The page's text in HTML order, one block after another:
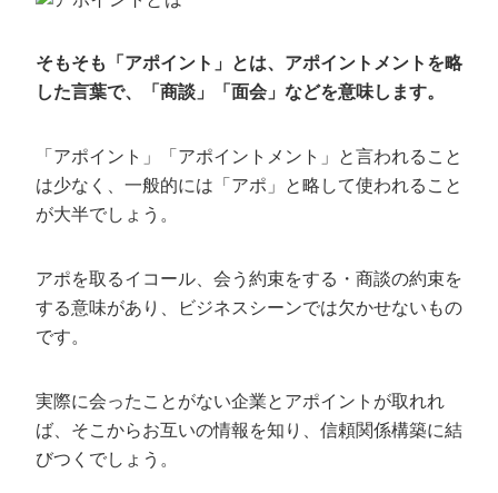
用件を伝える
クロージングの候補日程を複数まとめる
アポ取りをメールでするときの基本的な流
れ
件名と本文を作成する
メール送信後に電話をかける
客・既存顧客】
新規顧客へアポ取りするコツと例文
既存顧客へアポ取りするコツと例文
そもそも「アポイント」とは、アポイントメントを略
した言葉で、「商談」「面会」などを意味します。
「アポイント」「アポイントメント」と言われること
は少なく、一般的には「アポ」と略して使われること
が大半でしょう。
アポを取るイコール、会う約束をする・商談の約束を
する意味があり、ビジネスシーンでは欠かせないもの
です。
実際に会ったことがない企業とアポイントが取れれ
ば、そこからお互いの情報を知り、信頼関係構築に結
びつくでしょう。